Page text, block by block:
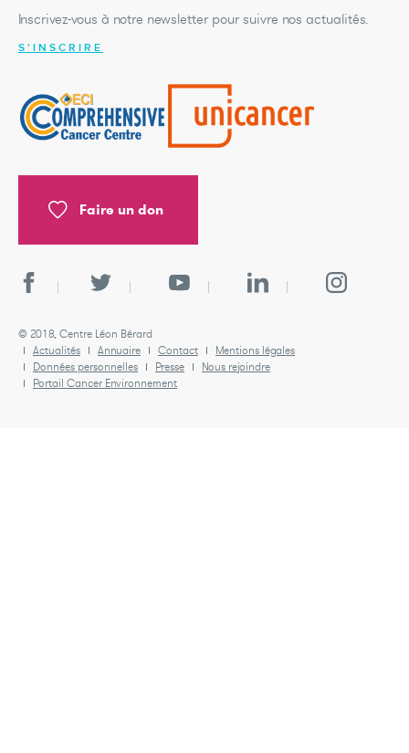
Inscrivez-vous à notre newsletter pour suivre nos actualités.
S'INSCRIRE
Faire un don
© 2018, Centre Léon Bérard
Actualités
Annuaire Contact
Mentions légales
Données personnelles
Presse
Nous rejoindre
Portail Cancer Environnement